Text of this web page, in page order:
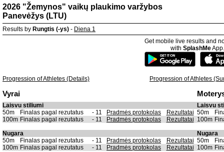
2026 "Žemynos" vaikų plaukimo varžybos
Panevėžys (LTU)
Results by Rungtis (-ys) - Diena 1
Get mobile live results and
with SplashMeApp.
Progression of Athletes (Details) Progression of Athletes
Vyrai
Laisvu stiliumi
Laisvu
50m
Finalas pagal rezutatus - 11 Pradmės protokolas Rezultatai 50m
100m Finalas pagal rezutatus - 11 Pradmės protokolas Rezultatai 100m
Nugara
Nugara
50m
Finalas pagal rezutatus - 11 Pradmės protokolas Rezultatai 50m
100m Finalas pagal rezutatus - 11 Pradmės protokolas Rezultatai 100m